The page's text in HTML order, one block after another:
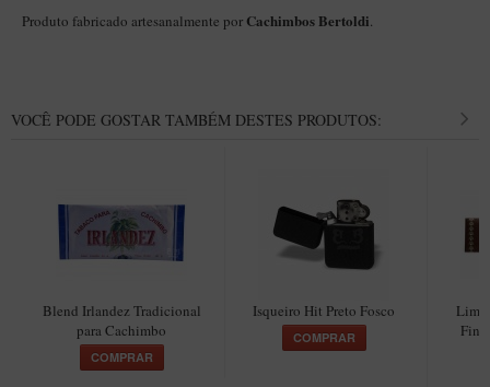
Premium
Callia
Speciale
BB Liso e Rústico
Elite Longo
Barolo
CACHIMBOS ARTESANAIS DE BRIAR ITALIANO
Produto fabricado artesanalmente por Cachimbos Bertoldi.
VOCÊ PODE GOSTAR TAMBÉM DESTES PRODUTOS:
Blend Irlandez Tradicional
para Cachimbo
COMPRAR
Isqueiro Hit Preto Fosco
COMPRAR